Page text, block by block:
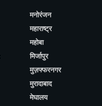
मनोरंजन
महाराष्ट्र
महोबा
मिर्जापुर
मुज़फ्फरनगर
मुरादाबाद
मेघालय